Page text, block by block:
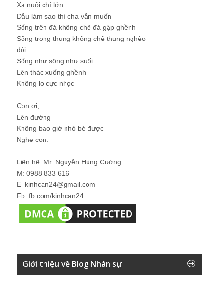
Xa nuôi chí lớn
Dẫu làm sao thì cha vẫn muốn
Sống trên đá không chê đá gập ghềnh
Sống trong thung không chê thung nghèo
đói
Sống như sông như suối
Lên thác xuống ghềnh
Không lo cực nhọc
Con ơi, ...
Lên đường
Không bao giờ nhỏ bé được
Nghe con.
Liên hệ: Mr. Nguyễn Hùng Cường
M: 0988 833 616
E: kinhcan24@gmail.com
Fb: fb.com/kinhcan24
Giới thiệu về Blog Nhân sự